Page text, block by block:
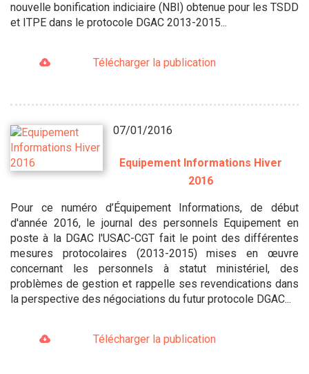
nouvelle bonification indiciaire (NBI) obtenue pour les TSDD
et ITPE dans le protocole DGAC 2013-2015...
Télécharger la publication
07/01/2016
Equipement Informations Hiver
2016
Pour ce numéro d’Équipement Informations, de début
d'année 2016, le journal des personnels Equipement en
poste à la DGAC l'USAC-CGT fait le point des différentes
mesures protocolaires (2013-2015) mises en œuvre
concernant les personnels à statut ministériel, des
problèmes de gestion et rappelle ses revendications dans
la perspective des négociations du futur protocole DGAC...
Télécharger la publication